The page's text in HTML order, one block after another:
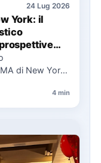
24 Lug 2026
York: il
di New York
4 min